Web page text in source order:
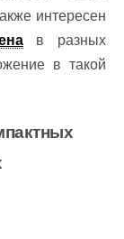
интересен
в разных
в такой